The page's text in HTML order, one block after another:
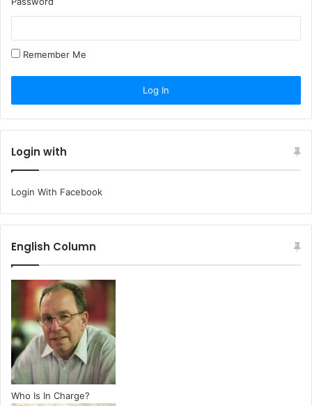
Remember Me
Login with
Login With Facebook
English Column
Who Is In Charge?